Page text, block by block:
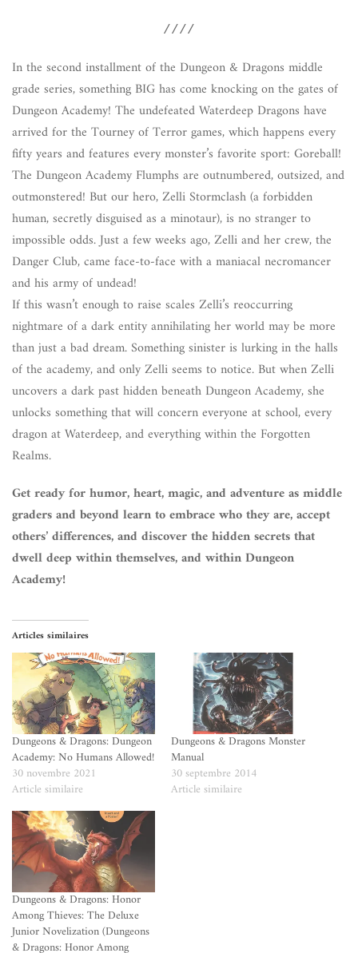
////
In the second installment of the Dungeon & Dragons middle
grade series, something BIG has come knocking on the gates of
Dungeon Academy! The undefeated Waterdeep Dragons have
arrived for the Tourney of Terror games, which happens every
fifty years and features every monster’s favorite sport: Goreball!
The Dungeon Academy Flumphs are outnumbered, outsized, and
outmonstered! But our hero, Zelli Stormclash (a forbidden
human, secretly disguised as a minotaur), is no stranger to
impossible odds. Just a few weeks ago, Zelli and her crew, the
Danger Club, came face-to-face with a maniacal necromancer
and his army of undead!
If this wasn’t enough to raise scales Zelli’s reoccurring
nightmare of a dark entity annihilating her world may be more
than just a bad dream. Something sinister is lurking in the halls
of the academy, and only Zelli seems to notice. But when Zelli
uncovers a dark past hidden beneath Dungeon Academy, she
unlocks something that will concern everyone at school, every
dragon at Waterdeep, and everything within the Forgotten
Realms.
Get ready for humor, heart, magic, and adventure as middle
graders and beyond learn to embrace who they are, accept
others’ differences, and discover the hidden secrets that
dwell deep within themselves, and within Dungeon
Academy!
Articles similaires
Dungeons & Dragons: Dungeon
Academy: No Humans Allowed!
30 novembre 2021
Article similaire
Dungeons & Dragons Monster
Manual
30 septembre 2014
Article similaire
Dungeons & Dragons: Honor
Among Thieves: The Deluxe
Junior Novelization (Dungeons
& Dragons: Honor Among